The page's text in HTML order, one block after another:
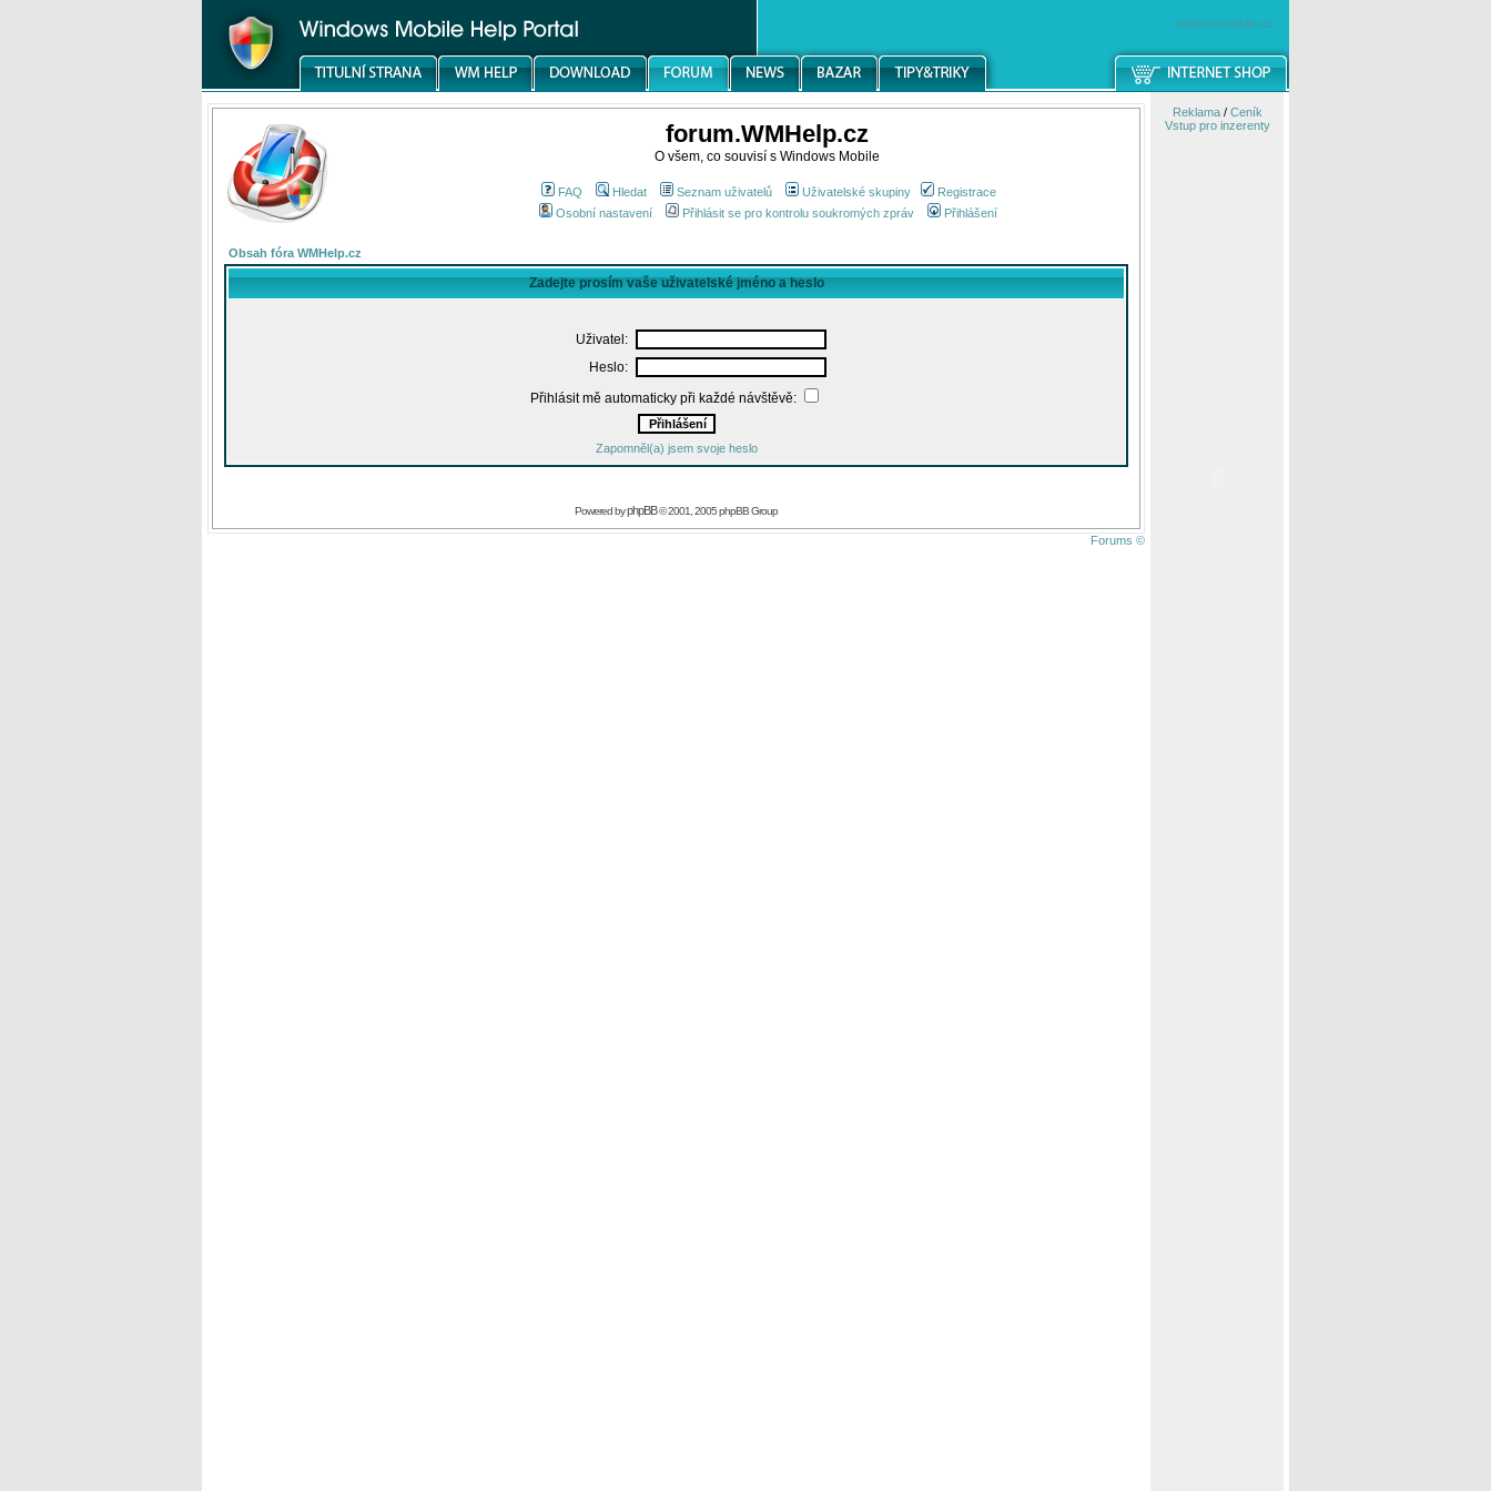
windowsmobile.cz
forum.WMHelp.cz
O všem, co souvisí s Windows Mobile
FAQ Hledat Seznam uživatelů Uživatelské skupiny
Registrace
Osobní nastavení
Přihlásit se pro kontrolu soukromých zpráv Přihlášení
Obsah fóra WMHelp.cz
Zadejte prosím vaše uživatelské jméno a heslo
Uživatel:
Heslo:
Přihlásit mě automaticky při každé návštěvě:
Zapomněl(a) jsem svoje heslo
Powered byphpBB© 2001, 2005 phpBB Group
Forums ©
Reklama/ Ceník
Vstup pro inzerenty